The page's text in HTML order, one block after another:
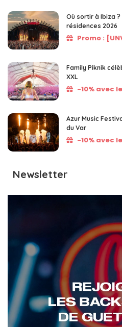
Où sortir à Ibiza
résidences 2026
Promo :
Family Piknik
XXL
-10% avec
Azur Music
du Var
-10% avec
Newsletter